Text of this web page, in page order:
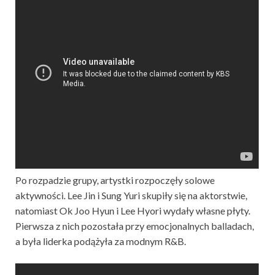
Po rozpadzie grupy, artystki rozpoczęły solowe
aktywności. Lee Jin i Sung Yuri skupiły się na aktorstwie,
natomiast Ok Joo Hyun i Lee Hyori wydały własne płyty.
Pierwsza z nich pozostała przy emocjonalnych balladach,
a była liderka podążyła za modnym R&B.